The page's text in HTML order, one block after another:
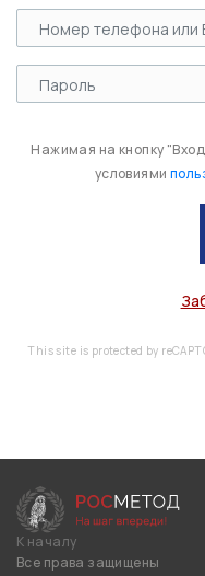
Нажимая на кнопку
условиями
This site is protected by
К началу
Все права защищены